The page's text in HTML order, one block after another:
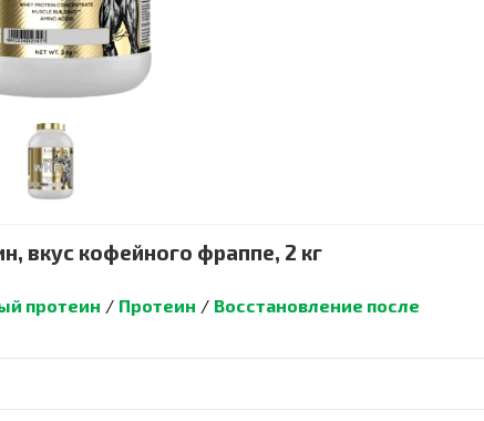
вкус кофейного фраппе, 2 кг
протеин / Протеин / Восстановление после